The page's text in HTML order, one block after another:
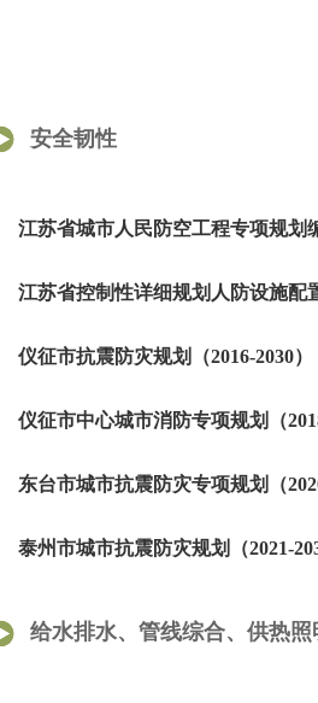
安全韧性
江苏省城市人民防空工程专项规划
江苏省控制性详细规划人防设施配
仪征市抗震防灾规划（2016-2030）
仪征市中心城市消防专项规划（
东台市城市抗震防灾专项规划（
泰州市城市抗震防灾规划（2021-
给水排水、管线综合、供热照